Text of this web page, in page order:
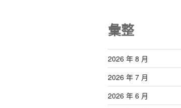
彙整
2026 年 8 月
2026 年 7 月
2026 年 6 月